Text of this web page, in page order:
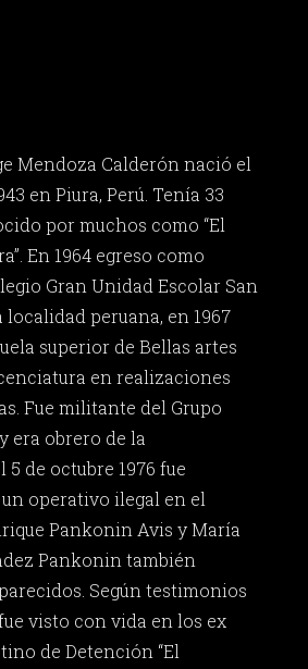
Mendoza Calderón nació el
en Piura, Perú. Tenía 33
por muchos como “El
En 1964 egreso como
Gran Unidad Escolar San
peruana, en 1967
superior de Bellas artes
en realizaciones
Fue militante del Grupo
era obrero de la
de octubre 1976 fue
operativo ilegal en el
Pankonin Avis y María
Pankonin también
Según testimonios
visto con vida en los ex
de Detención “El